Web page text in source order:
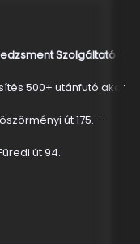
Szolgáltató
500+ utánfutó akár
út 175. –
út 94.